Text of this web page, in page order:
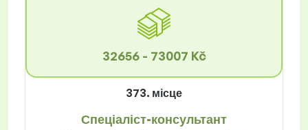
32656 - 73007 Kč
373. місце
Спеціаліст-консультант